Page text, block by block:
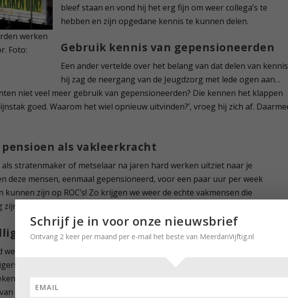
werken
Foto:
bleef staan en vond hij het erg fijn om weer collega’s te
hebben en zijn opgedane kennis te kunnen delen.
Gebruik kennis van gepensioneerden
Een ander vertelde over het belang van dat delen van
hij zag de neergang van de Jeugdzorg met lede ogen aan…
niet veel meer gebruik van gepensioneerden? Die kennen het klappen
goed. Waarom het wiel opnieuw uitvinden?’, vroeg hij zich af.
als vakleerkracht
stratenmaker of metselaar na jaren hard werken uitziet naar je
deze mensen, eenmaal gepensioneerd, voor een paar uur per week
zijn op ROC’s! Zo krijgen we weer de echte vakmensen die
na zijn pensioen; er zijn ook duizenden gepensioneerden die voor
doen. Zonder hen zouden organisaties als Vluchtelingenwerk,
, verzorging- en verpleeghuizen veel minder diensten aan hun cliënten
deze ‘vrijwilligers’ werken zelfs 3 tot 4 dagen per week. En natuurlijk
Schrijf je in voor onze nieuwsbrief
Ontvang 2 keer per maand per e-mail het beste van MeerdanVijftig.nl